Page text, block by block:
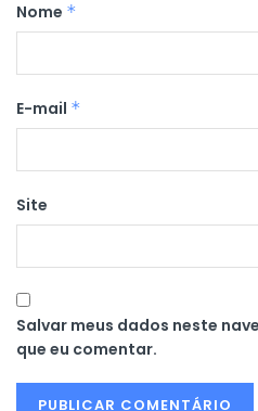
Nome *
E-mail *
Site
Salvar meus dados neste
que eu comentar.